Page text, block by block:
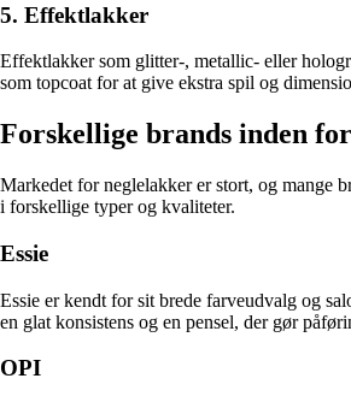
5. Effektlakker
Effektlakker som glitter-, metallic- eller
som topcoat for at give ekstra spil og
Forskellige brands inden
Markedet for neglelakker er stort, og mange
i forskellige typer og kvaliteter.
Essie
Essie er kendt for sit brede farveudvalg og
en glat konsistens og en pensel, der gør
OPI